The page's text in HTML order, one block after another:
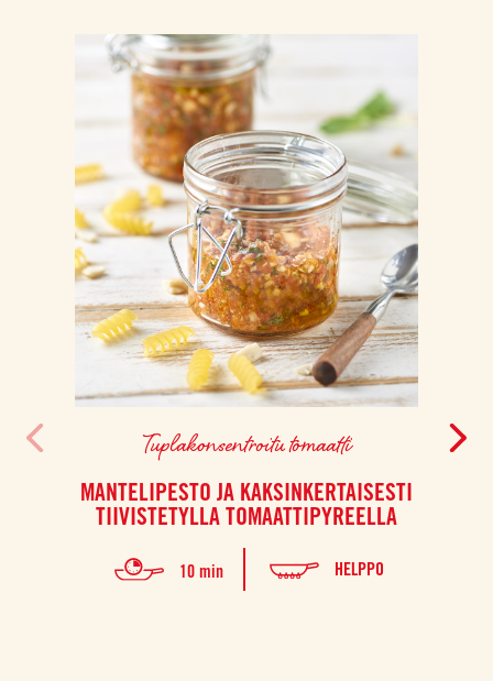
Tuplakonsentroitu tomaatti
MANTELIPESTO JA KAKSINKERTAISESTI
TIIVISTETYLLA TOMAATTIPYREELLA
10 min HELPPO